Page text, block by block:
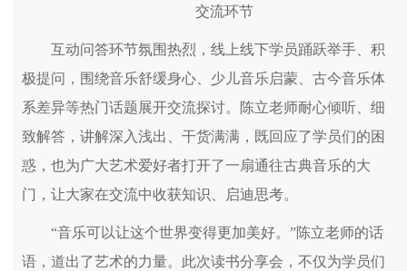
交流环节
互动问答环节氛围热烈，线上线下学员踊跃举手、积
极提问，围绕音乐舒缓身心、少儿音乐启蒙、古今音乐体
系差异等热门话题展开交流探讨。陈立老师耐心倾听、细
致解答，讲解深入浅出、干货满满，既回应了学员们的困
惑，也为广大艺术爱好者打开了一扇通往古典音乐的大
门，让大家在交流中收获知识、启迪思考。
“音乐可以让这个世界变得更加美好。”陈立老师的话
语，道出了艺术的力量。此次读书分享会，不仅为学员们